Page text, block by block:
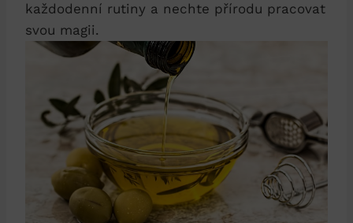
každodenní rutiny a nechte přírodu pracovat
svou magii.